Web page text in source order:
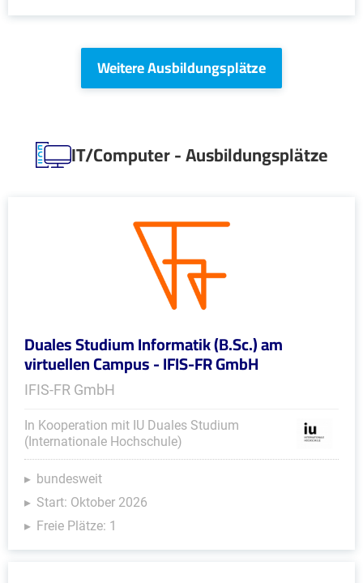
Weitere Ausbildungsplätze
IT/Computer - Ausbildungsplätze
Duales Studium Informatik (B.Sc.) am
virtuellen Campus - IFIS-FR GmbH
IFIS-FR GmbH
In Kooperation mit IU Duales Studium
(Internationale Hochschule)
bundesweit
Start: Oktober 2026
Freie Plätze: 1